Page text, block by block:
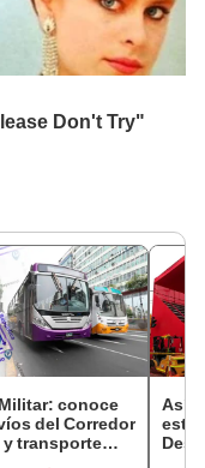
conoce
del Corredor
y transporte
Así